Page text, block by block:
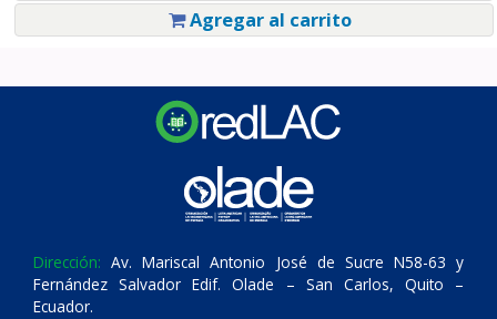
Agregar al carrito
Dirección: Av. Mariscal Antonio José de Sucre N58-63 y
Fernández Salvador Edif. Olade – San Carlos, Quito –
Ecuador.